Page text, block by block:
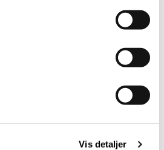
Vis detaljer
Marc O'Polo Sillia
sengesæt, 140x200cm